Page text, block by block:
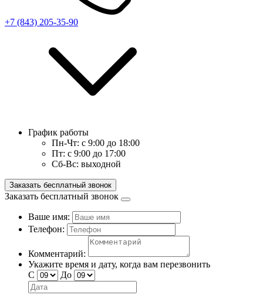
+7 (843) 205-35-90
График работы
Пн-Чт: с 9:00 до 18:00
Пт: с 9:00 до 17:00
Сб-Вс: выходной
Заказать бесплатный звонок
Заказать бесплатный звонок
Ваше имя:
Телефон:
Комментарий:
Укажите время и дату, когда вам перезвонить
С
До